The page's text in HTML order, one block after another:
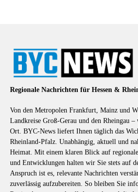
Regionale Nachrichten für Hessen &
Von den Metropolen Frankfurt, Mainz und
Landkreise Groß-Gerau und den Rheingau
Ort. BYC-News liefert Ihnen täglich das
Rheinland-Pfalz. Unabhängig, aktuell und
Heimat. Mit einem klaren Blick auf
und Entwicklungen halten wir Sie stets auf
Anspruch ist es, relevante Nachrichten
zuverlässig aufzubereiten. So bleiben Sie